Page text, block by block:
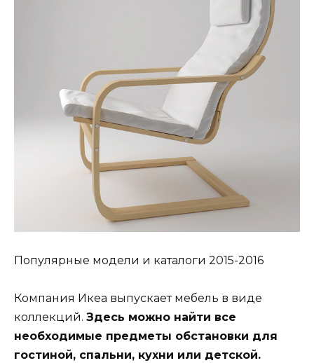
Популярные модели и каталоги 2015-2016
Компания Икеа выпускает мебель в виде
коллекций. Здесь можно найти все
необходимые предметы обстановки для
гостиной, спальни, кухни или детской.